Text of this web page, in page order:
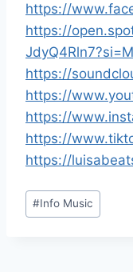
https://
https://
https://
https://
https://
https://
https://
Étiquettes
de
#Info Music